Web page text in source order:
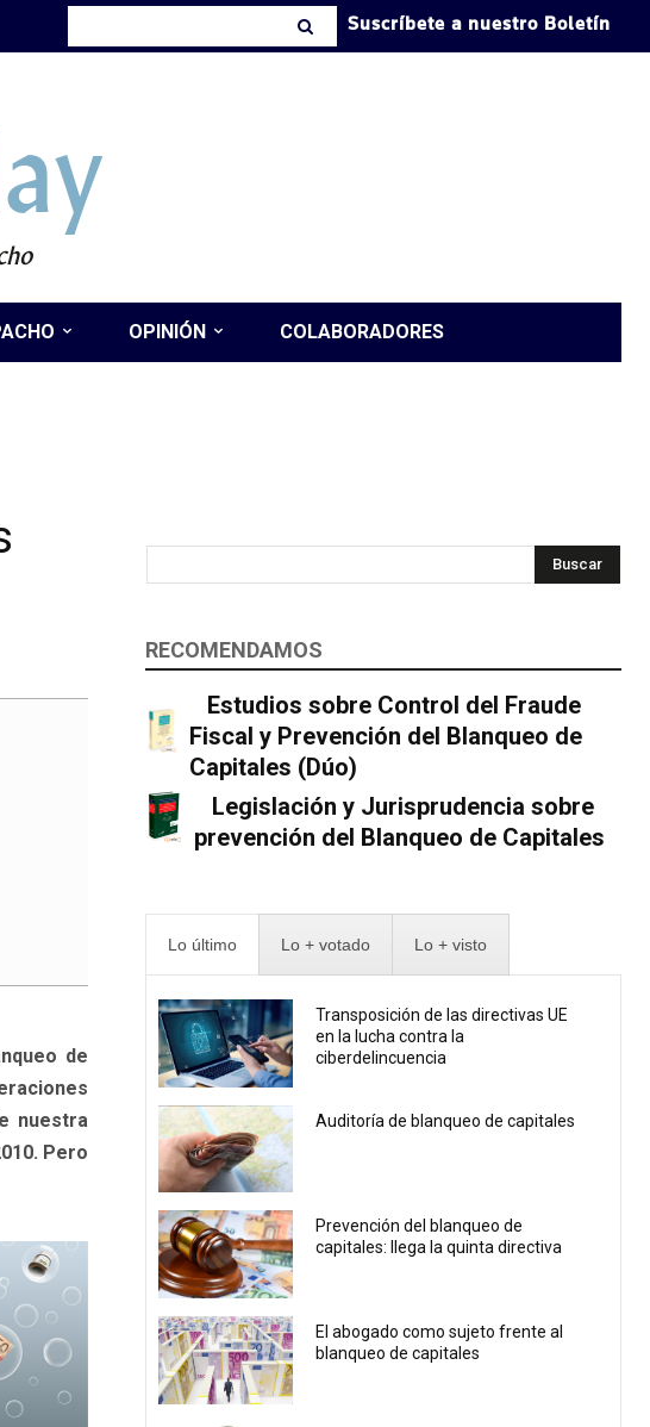
Suscríbete a nuestro Boletín
OPINIÓN COLABORADORES
de
nuestra
Pero
Buscar
RECOMENDAMOS
Estudios sobre Control del Fraude
Fiscal y Prevención del Blanqueo de
Capitales (Dúo)
Legislación y Jurisprudencia sobre
prevención del Blanqueo de Capitales
Lo último Lo + votado Lo + visto
Transposición de las directivas UE
en la lucha contra la
ciberdelincuencia
Auditoría de blanqueo de capitales
Prevención del blanqueo de
capitales: llega la quinta directiva
El abogado como sujeto frente al
blanqueo de capitales